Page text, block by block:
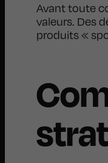
Avant toute
valeurs. Des
produits «